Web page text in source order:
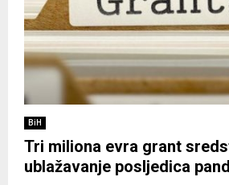
BiH
Tri miliona evra grant
ublažavanje posljedica